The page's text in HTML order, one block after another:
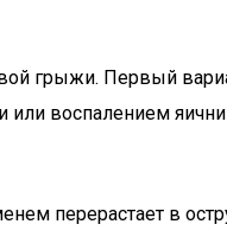
грыжи. Первый
воспалением
перерастает в